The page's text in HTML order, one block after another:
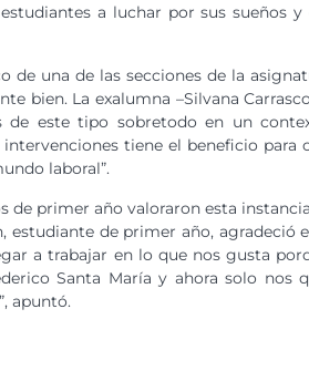
a luchar por sus sueños
de una de las secciones de la
bien. La exalumna –Silvana
de este tipo sobretodo en un
tiene el beneficio
laboral”.
de primer año valoraron esta
estudiante de primer año,
a trabajar en lo que nos gusta
Santa María y ahora solo
apuntó.